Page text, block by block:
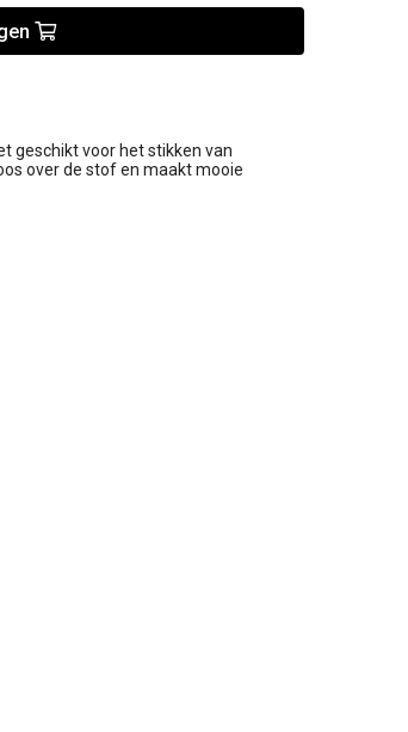
geschikt voor het stikken van
over de stof en maakt mooie